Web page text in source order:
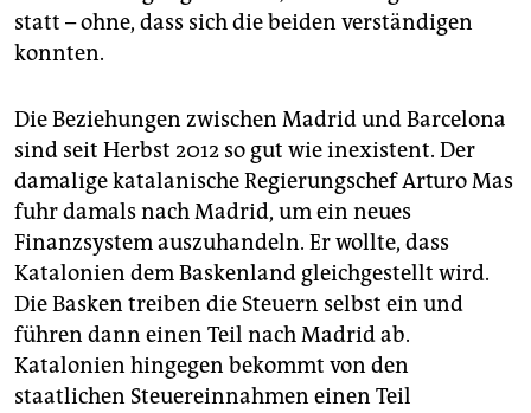
statt – ohne, dass sich die beiden verständigen
konnten.
Die Beziehungen zwischen Madrid und Barcelona
sind seit Herbst 2012 so gut wie inexistent. Der
damalige katalanische Regierungschef Arturo Mas
fuhr damals nach Madrid, um ein neues
Finanzsystem auszuhandeln. Er wollte, dass
Katalonien dem Baskenland gleichgestellt wird.
Die Basken treiben die Steuern selbst ein und
führen dann einen Teil nach Madrid ab.
Katalonien hingegen bekommt von den
staatlichen Steuereinnahmen einen Teil